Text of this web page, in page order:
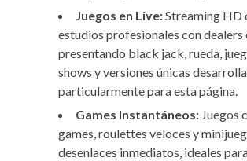
Juegos en Live:Streaming HD
estudios profesionales con dealers
presentando black jack, rueda,
shows y versiones únicas
particularmente para esta página.
Games Instantáneos: Juegos
games, roulettes veloces y
desenlaces inmediatos, ideales